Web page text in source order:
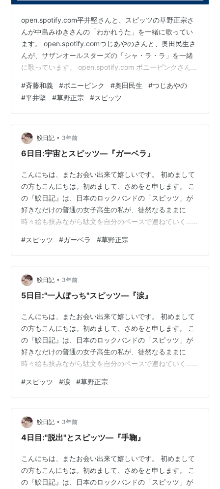
open.spotify.com平井堅さんと、スピッツの草野正宗さ
んが中島みゆきさんの「わかれうた」を一緒に歌ってい
ます。 open.spotify.comつじあやのさんと、奥田民生さ
んが、サザンオールスターズの「シャ・ラ・ラ」を一緒
に歌っています。 open.spotify.com ボニーピンクさんと
実」を一緒に歌っています。
#斉藤和義 #ボニーピンク #奥田民生 #つじあやの
#平井堅 #草野正宗 #スピッツ
鮫日記 • 3年前
6日目:宇宙とスピッツ―『ガーベラ』
こんにちは、またお会い出来て嬉しいです。 初めまして
の方もこんにちは。初めまして、さめをと申します。 こ
の『鮫日記』は、日本のロックバンドの「スピッツ」が
好きなだけの普通の女子高生の私が、徒然なるままに
時々絵も挟みながら駄文を自分のペースで連ねていく…
ですが、毎日投稿を目指しているものではなく、書きた
いときに書いて、自分のペースで投稿しています。 周り
の人より少しだけ日本語が好きな、スピッツオタクが綴
っているだけです。歌詞の考察・解釈を中心にするブロ
グではありません。日本語や日本文学を研究してる身(日
#スピッツ #ガーベラ #草野正宗
鮫日記 • 3年前
5日目:"一人ぼっち"スピッツ―『涙』
こんにちは、またお会い出来て嬉しいです。 初めまして
の方もこんにちは。初めまして、さめをと申します。 こ
の『鮫日記』は、日本のロックバンドの「スピッツ」が
好きなだけの普通の女子高生の私が、徒然なるままに
時々絵も挟みながら駄文を自分のペースで連ねていく…
ですが、毎日投稿を目指しているものではなく、書きた
いときに書いて、自分のペースで投稿しています。 周り
の人より少しだけ日本語が好きな、スピッツオタクが綴
っているだけです。歌詞の考察・解釈を中心にするブロ
グではありません。日本語や日本文学を研究してる身(日
#スピッツ #涙 #草野正宗
鮫日記 • 3年前
4日目:"脱出"とスピッツ―『手鞠』
こんにちは、またお会い出来て嬉しいです。 初めまして
の方もこんにちは。初めまして、さめをと申します。 こ
の『鮫日記』は、日本のロックバンドの「スピッツ」が